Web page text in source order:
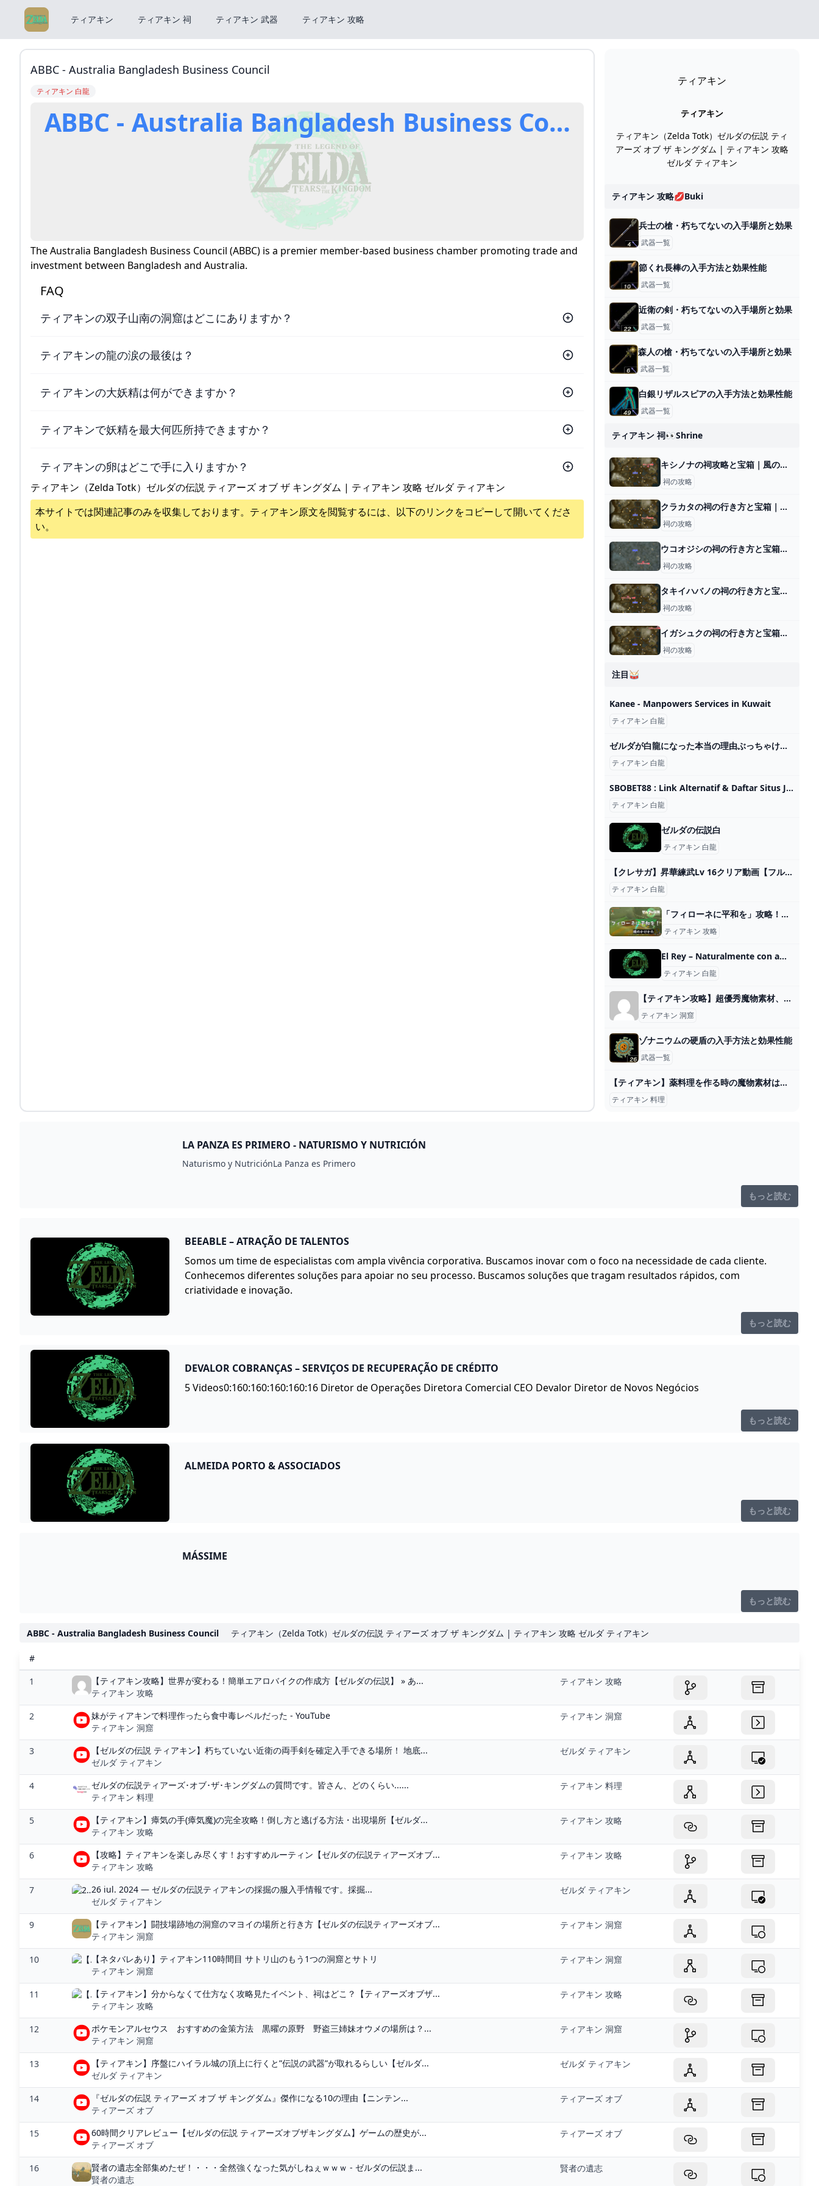
ティアキン ティアキン 祠 ティアキン 武器 ティアキン 攻略
ABBC - Australia Bangladesh Business Council
ティアキン 白龍
ABBC - Australia Bangladesh Business Council
The Australia Bangladesh Business Council (ABBC) is a premier member-based business chamber promoting trade and
investment between Bangladesh and Australia.
FAQ
ティアキンの双子山南の洞窟はどこにありますか？
ティアキンの龍の涙の最後は？
ティアキンの大妖精は何ができますか？
ティアキンで妖精を最大何匹所持できますか？
ティアキンの卵はどこで手に入りますか？
ティアキン（Zelda Totk）ゼルダの伝説 ティアーズ オブ ザ キングダム | ティアキン 攻略 ゼルダ ティアキン
本サイトでは関連記事のみを収集しております。 ティアキン原文を閲覧するには、以下のリンクをコピーして開いてくださ
い。
ティアキン
ティアキン
ティアキン（Zelda Totk）ゼルダの伝説 ティ
アーズ オブ ザ キングダム | ティアキン 攻略
ゼルダ ティアキン
ティアキン 攻略💋buki
兵士の槍・朽ちてないの入手場所と効果
武器一覧
節くれ長棒の入手方法と効果性能
武器一覧
近衛の剣・朽ちてないの入手場所と効果
武器一覧
森人の槍・朽ちてないの入手場所と効果
武器一覧
白銀リザルスピアの入手方法と効果性能
武器一覧
ティアキン 祠👀shrine
キシノナの祠攻略と宝箱｜風のちから
祠の攻略
クラカタの祠の行き方と宝箱｜ラウルの祝福
祠の攻略
ウコオジシの祠の行き方と宝箱｜ラウルの祝福
祠の攻略
タキイハバノの祠の行き方と宝箱｜祠から出る方法
祠の攻略
イガシュクの祠の行き方と宝箱｜ラウルの祝福
祠の攻略
注目🥁
Kanee - Manpowers Services in Kuwait
ティアキン 白龍
ゼルダが白龍になった本当の理由ぶっちゃけこれやろ！！ - ゼルダの伝説まとめ速報｜ティアキン｜ブレワイ
ティアキン 白龍
SBOBET88 : Link Alternatif & Daftar Situs Judi Bola SBOBET EURO 2024
ティアキン 白龍
ゼルダの伝説白
ティアキン 白龍
【クレサガ】昇華練武Lv 16クリア動画【フルオート動画】 - YouTube
ティアキン 白龍
「フィローネに平和を」攻略！橋のかけ方は？【ティアキン】 とあるゲームブログの軌跡
ティアキン 攻略
El Rey – Naturalmente con amor
ティアキン 白龍
【ティアキン攻略】超優秀魔物素材、キースの目玉の簡単な集め方♪【ゼルダの伝説】 » ありすたーたのヘブバン攻略ブログ
ティアキン 洞窟
ゾナニウムの硬盾の入手方法と効果性能
武器一覧
【ティアキン】薬料理を作る時の魔物素材はこれだ！！【ゼルダの伝説 ティアーズ オブ ザ キングダム】 - YouTube
ティアキン 料理
LA PANZA ES PRIMERO - NATURISMO Y NUTRICIÓN
Naturismo y NutriciónLa Panza es Primero
もっと読む
BEEABLE – ATRAÇÃO DE TALENTOS
Somos um time de especialistas com ampla vivência corporativa. Buscamos inovar com o foco na necessidade de cada cliente.
Conhecemos diferentes soluções para apoiar no seu processo. Buscamos soluções que tragam resultados rápidos, com
criatividade e inovação.
もっと読む
DEVALOR COBRANÇAS – SERVIÇOS DE RECUPERAÇÃO DE CRÉDITO
5 Videos0:160:160:160:160:16 Diretor de Operações Diretora Comercial CEO Devalor Diretor de Novos Negócios
もっと読む
ALMEIDA PORTO & ASSOCIADOS
もっと読む
MÁSSIME
もっと読む
ABBC - Australia Bangladesh Business Council ティアキン（Zelda Totk）ゼルダの伝説 ティアーズ オブ ザ キングダム | ティアキン 攻略 ゼルダ ティアキン
#
1
【ティアキン攻略】世界が変わる！簡単エアロバイクの作成方【ゼルダの伝説】 » あ...
ティアキン 攻略
ティアキン 攻略
2
妹がティアキンで料理作ったら食中毒レベルだった - YouTube
ティアキン 洞窟
ティアキン 洞窟
3
【ゼルダの伝説 ティアキン】朽ちていない近衛の両手剣を確定入手できる場所！ 地底...
ゼルダ ティアキン
ゼルダ ティアキン
4
ゼルダの伝説ティアーズ･オブ･ザ･キングダムの質問です。皆さん、どのくらい......
ティアキン 料理
ティアキン 料理
5
【ティアキン】瘴気の手(瘴気魔)の完全攻略！倒し方と逃げる方法・出現場所【ゼルダ...
ティアキン 攻略
ティアキン 攻略
6
【攻略】ティアキンを楽しみ尽くす！おすすめルーティン【ゼルダの伝説ティアーズオブ...
ティアキン 攻略
ティアキン 攻略
7
26 iul. 2024 — ゼルダの伝説ティアキンの採掘の服入手情報です。採掘...
ゼルダ ティアキン
ゼルダ ティアキン
9
【ティアキン】闘技場跡地の洞窟のマヨイの場所と行き方【ゼルダの伝説ティアーズオブ...
ティアキン 洞窟
ティアキン 洞窟
10
【ネタバレあり】ティアキン110時間目 サトリ山のもう1つの洞窟とサトリ
ティアキン 洞窟
ティアキン 洞窟
11
【ティアキン】分からなくて仕方なく攻略見たイベント、祠はどこ？【ティアーズオブザ...
ティアキン 攻略
ティアキン 攻略
12
ポケモンアルセウス おすすめの金策方法 黒曜の原野 野盗三姉妹オウメの場所は？...
ティアキン 洞窟
ティアキン 洞窟
13
【ティアキン】序盤にハイラル城の頂上に行くと”伝説の武器”が取れるらしい【ゼルダ...
ゼルダ ティアキン
ゼルダ ティアキン
14
『ゼルダの伝説 ティアーズ オブ ザ キングダム』傑作になる10の理由【ニンテン...
ティアーズ オブ
ティアーズ オブ
15
60時間クリアレビュー【ゼルダの伝説 ティアーズオブザキングダム】ゲームの歴史が...
ティアーズ オブ
ティアーズ オブ
16
賢者の遺志全部集めたぜ！・・・全然強くなった気がしねぇｗｗｗ - ゼルダの伝説ま...
賢者の遺志
賢者の遺志